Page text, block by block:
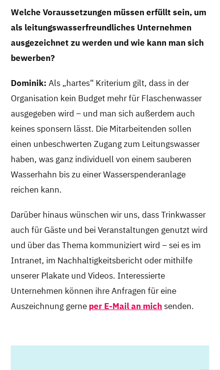
Welche Voraussetzungen müssen erfüllt sein, um
als leitungswasserfreundliches Unternehmen
ausgezeichnet zu werden und wie kann man sich
bewerben?
Dominik: Als „hartes“ Kriterium gilt, dass in der
Organisation kein Budget mehr für Flaschenwasser
ausgegeben wird – und man sich außerdem auch
keines sponsern lässt. Die Mitarbeitenden sollen
einen unbeschwerten Zugang zum Leitungswasser
haben, was ganz individuell von einem sauberen
Wasserhahn bis zu einer Wasserspenderanlage
reichen kann.
Darüber hinaus wünschen wir uns, dass Trinkwasser
auch für Gäste und bei Veranstaltungen genutzt wird
und über das Thema kommuniziert wird – sei es im
Intranet, im Nachhaltigkeitsbericht oder mithilfe
unserer Plakate und Videos. Interessierte
Unternehmen können ihre Anfragen für eine
Auszeichnung gerne per E-Mail an mich senden.